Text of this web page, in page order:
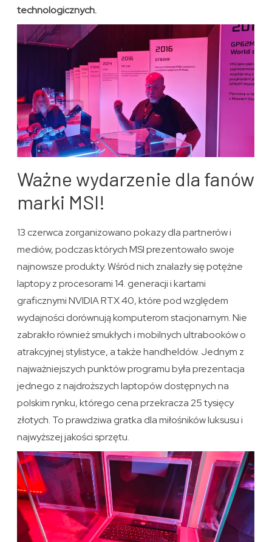
technologicznych.
Ważne wydarzenie dla fanów
marki MSI!
13 czerwca zorganizowano pokazy dla partnerów i
mediów, podczas których MSI prezentowało swoje
najnowsze produkty. Wśród nich znalazły się potężne
laptopy z procesorami 14. generacji i kartami
graficznymi NVIDIA RTX 40, które pod względem
wydajności dorównują komputerom stacjonarnym. Nie
zabrakło również smukłych i mobilnych ultrabooków o
atrakcyjnej stylistyce, a także handheldów. Jednym z
najważniejszych punktów programu była prezentacja
jednego z najdroższych laptopów dostępnych na
polskim rynku, którego cena przekracza 25 tysięcy
złotych. To prawdziwa gratka dla miłośników luksusu i
najwyższej jakości sprzętu.